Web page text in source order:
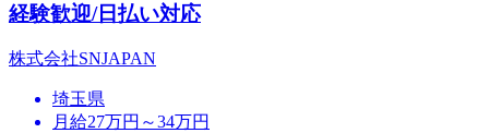
経験歓迎/日払い対応
株式会社SNJAPAN
埼玉県
月給27万円～34万円